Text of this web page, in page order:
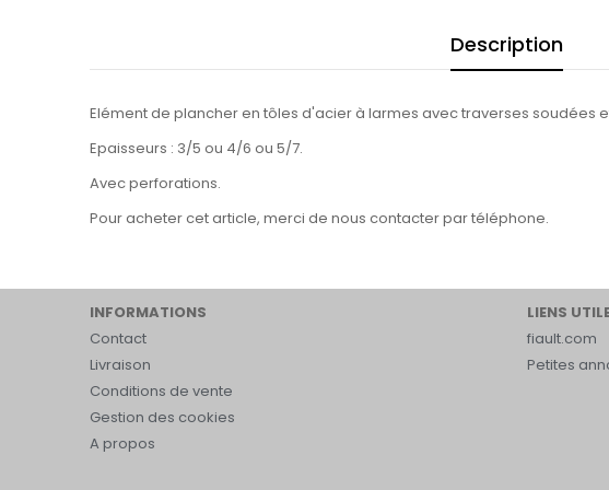
Description
Elément de plancher en tôles d'acier à larmes avec traverses soudées
Epaisseurs : 3/5 ou 4/6 ou 5/7.
Avec perforations.
Pour acheter cet article, merci de nous contacter par téléphone.
INFORMATIONS
Contact
Livraison
Conditions de vente
Gestion des cookies
A propos
LIENS
fiault.com
Petites